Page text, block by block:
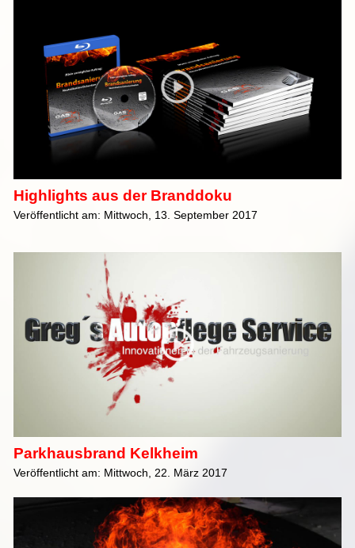
Highlights aus der Branddoku
Veröffentlicht am: Mittwoch, 13. September 2017
Parkhausbrand Kelkheim
Veröffentlicht am: Mittwoch, 22. März 2017